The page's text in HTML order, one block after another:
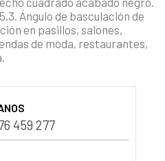
Ángulo de basculación de
en pasillos, salones,
de moda, restaurantes,
459 277